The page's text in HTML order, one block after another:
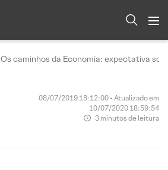
Os caminhos da Economia: expectativa
08/07/2019 18:12:00 • Atualizado em
10/07/2020 18:59:54
3 minutos de leitura